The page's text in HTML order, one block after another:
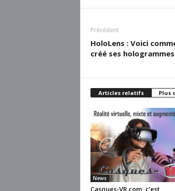
Précédent
HoloLens : Voici
créé ses hologrammes
Articles relatifs Plus
News
Casques-VR.com, c’est